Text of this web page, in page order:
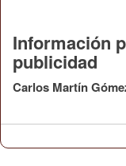
Información
publicidad
Carlos Martín